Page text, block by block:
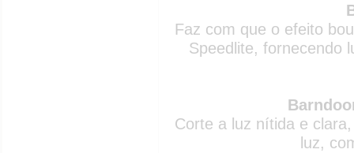
Faz com que o efeito
Speedlite, fornecendo
Corte a luz nítida e
luz,